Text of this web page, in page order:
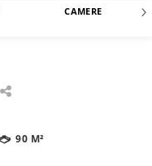
CAMERE
90 M²